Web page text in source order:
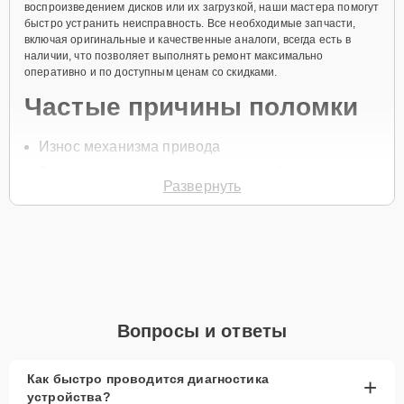
воспроизведением дисков или их загрузкой, наши мастера помогут
быстро устранить неисправность. Все необходимые запчасти,
включая оригинальные и качественные аналоги, всегда есть в
наличии, что позволяет выполнять ремонт максимально
оперативно и по доступным ценам со скидками.
Частые причины поломки
Износ механизма привода
Попадание пыли и мусора в систему
уточнения всех вопросов и записи на диагностику и ремонт.
сервиса
Развернуть
Вопросы и ответы
Как быстро проводится диагностика
устройства?
+